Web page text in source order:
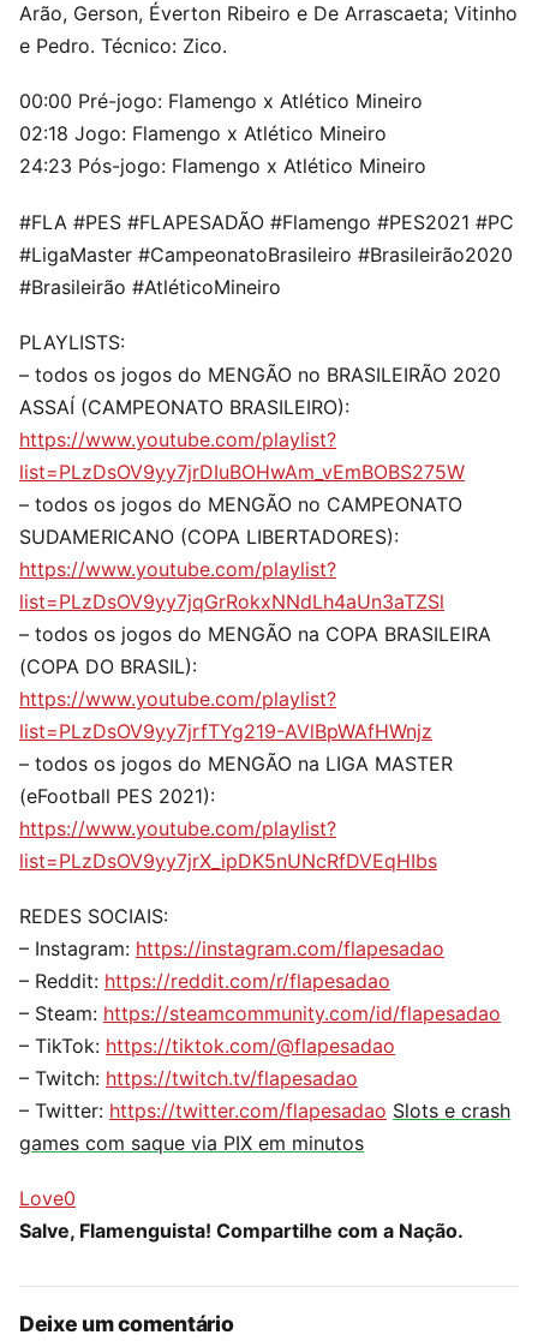
Arão, Gerson, Éverton Ribeiro e De Arrascaeta; Vitinho
e Pedro. Técnico: Zico.
00:00 Pré-jogo: Flamengo x Atlético Mineiro
02:18 Jogo: Flamengo x Atlético Mineiro
24:23 Pós-jogo: Flamengo x Atlético Mineiro
#FLA #PES #FLAPESADÃO #Flamengo #PES2021 #PC
#LigaMaster #CampeonatoBrasileiro #Brasileirão2020
#Brasileirão #AtléticoMineiro
PLAYLISTS:
– todos os jogos do MENGÃO no BRASILEIRÃO 2020
ASSAÍ (CAMPEONATO BRASILEIRO):
https://www.youtube.com/playlist?
list=PLzDsOV9yy7jrDIuBOHwAm_vEmBOBS275W
– todos os jogos do MENGÃO no CAMPEONATO
SUDAMERICANO (COPA LIBERTADORES):
https://www.youtube.com/playlist?
list=PLzDsOV9yy7jqGrRokxNNdLh4aUn3aTZSl
– todos os jogos do MENGÃO na COPA BRASILEIRA
(COPA DO BRASIL):
https://www.youtube.com/playlist?
list=PLzDsOV9yy7jrfTYg219-AVlBpWAfHWnjz
– todos os jogos do MENGÃO na LIGA MASTER
(eFootball PES 2021):
https://www.youtube.com/playlist?
list=PLzDsOV9yy7jrX_ipDK5nUNcRfDVEqHIbs
REDES SOCIAIS:
– Instagram: https://instagram.com/flapesadao
– Reddit: https://reddit.com/r/flapesadao
– Steam: https://steamcommunity.com/id/flapesadao
– TikTok: https://tiktok.com/@flapesadao
– Twitch: https://twitch.tv/flapesadao
– Twitter: https://twitter.com/flapesadao Slots e crash
games com saque via PIX em minutos
Love0
Salve, Flamenguista! Compartilhe com a Nação.
Deixe um comentário